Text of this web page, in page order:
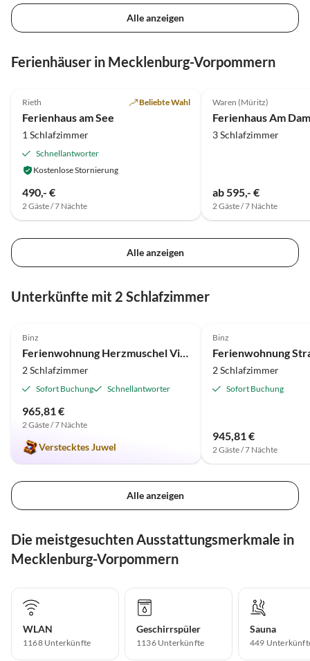
Alle anzeigen
Ferienhäuser in Mecklenburg-Vorpommern
Rieth Beliebte Wahl
Ferienhaus am See
1 Schlafzimmer
Schnellantworter
Kostenlose Stornierung
490,- €
2 Gäste / 7 Nächte
Waren (Müritz)
Ferienhaus Am
3 Schlafzimmer
ab 595,- €
2 Gäste / 7 Nächte
Alle anzeigen
Unterkünfte mit 2 Schlafzimmer
Binz
2 Schlafzimmer
Sofort Buchung Schnellantworter
965,81 €
2 Gäste / 7 Nächte
Verstecktes Juwel
Binz
2 Schlafzimmer
Sofort Buchung
945,81 €
2 Gäste / 7 Nächte
Alle anzeigen
Die meistgesuchten Ausstattungsmerkmale in
Mecklenburg-Vorpommern
WLAN
1168 Unterkünfte
Geschirrspüler
1136 Unterkünfte
Sauna
449